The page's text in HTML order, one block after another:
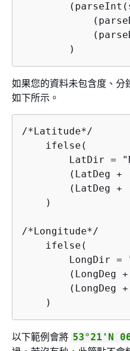
        )
如果您的資料未包含度、分
如下所示。
/*Latitude*/
    ifelse(
LatDir =
(LatDeg +
(LatDeg +
    )
/*Longitude*/
    ifelse(
LongDir =
(LongDeg
(LongDeg
    )
以下範例會將 53°21'N